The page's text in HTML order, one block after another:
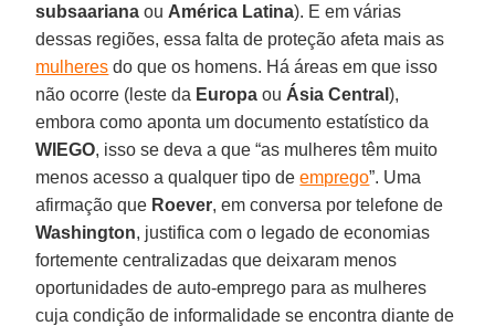
subsaariana ou América Latina). E em várias
dessas regiões, essa falta de proteção afeta mais as
mulheres do que os homens. Há áreas em que isso
não ocorre (leste da Europa ou Ásia Central),
embora como aponta um documento estatístico da
WIEGO, isso se deva a que “as mulheres têm muito
menos acesso a qualquer tipo deemprego”. Uma
afirmação que Roever, em conversa por telefone de
Washington, justifica com o legado de economias
fortemente centralizadas que deixaram menos
oportunidades de auto-emprego para as mulheres
cuja condição de informalidade se encontra diante de